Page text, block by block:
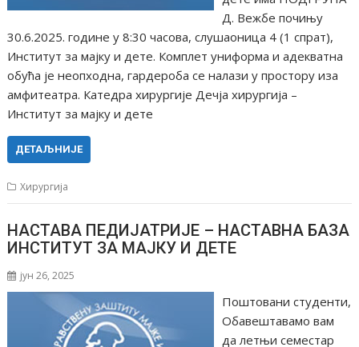
Д. Вежбе почињу
30.6.2025. године у 8:30 часова, слушаоница 4 (1 спрат),
Институт за мајку и дете. Комплет униформа и адекватна
обућа је неопходна, гардероба се налази у простору иза
амфитеатра. Катедра хирургије Дечја хирургија –
Институт за мајку и дете
ДЕТАЉНИЈЕ
Хирургија
НАСТАВА ПЕДИЈАТРИЈЕ – НАСТАВНА БАЗА
ИНСТИТУТ ЗА МАЈКУ И ДЕТЕ
јун 26, 2025
Поштовани студенти,
Обавештавамо вам
да летњи семестар